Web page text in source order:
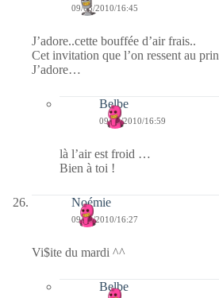
09/03/2010/16:45
J’adore..cette bouffée d’air frais..
Cet invitation que l’on ressent au
J’adore…
Belbe
09/03/2010/16:59
là l’air est froid …
Bien à toi !
Noémie
09/03/2010/16:27
Vi$ite du mardi ^^
Belbe